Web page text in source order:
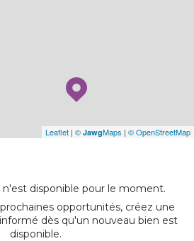
Leaflet | © JawgMaps | © OpenStreetMap
n'est disponible pour le moment.
opportunités, créez une
dès qu'un nouveau bien est
disponible.